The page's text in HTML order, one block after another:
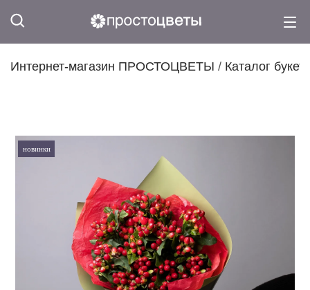
Интернет-магазин ПРОСТОЦВЕТЫ / Каталог
новинки